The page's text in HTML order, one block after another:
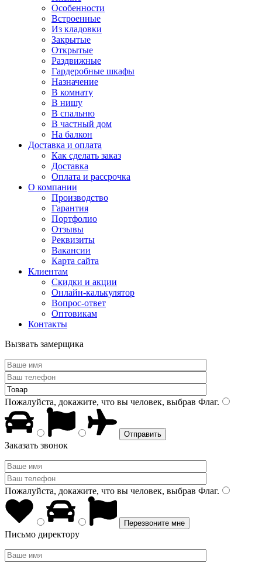
Особенности
Встроенные
Из кладовки
Закрытые
Открытые
Раздвижные
Гардеробные шкафы
Назначение
В комнату
В нишу
В спальню
В частный дом
На балкон
Доставка и оплата
Как сделать заказ
Доставка
Оплата и рассрочка
О компании
Производство
Гарантия
Портфолио
Отзывы
Реквизиты
Вакансии
Карта сайта
Клиентам
Скидки и акции
Онлайн-калькулятор
Вопрос-ответ
Оптовикам
Контакты
Вызвать замерщика
Пожалуйста, докажите, что вы человек, выбрав Флаг.
Заказать звонок
Пожалуйста, докажите, что вы человек, выбрав Флаг.
Письмо директору